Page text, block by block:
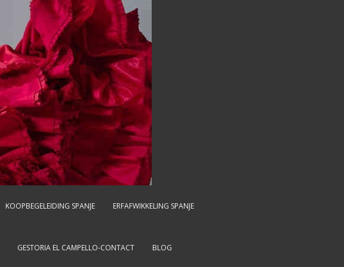
KOOPBEGELEIDING SPANJE ERFAFWIKKELING SPANJE
GESTORIA EL CAMPELLO-CONTACT BLOG